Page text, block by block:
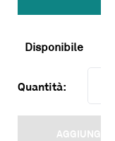
Disponibile
Quantità:
AGGIUNGI